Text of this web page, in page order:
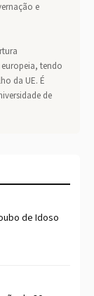
e
tendo
da UE. É
de
de Idoso